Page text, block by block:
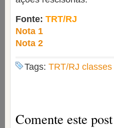
Fonte: TRT/RJ
Nota 1
Nota 2
Tags: TRT/RJ
Comente este post